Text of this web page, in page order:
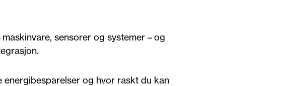
sensorer og systemer – og
og hvor raskt du kan